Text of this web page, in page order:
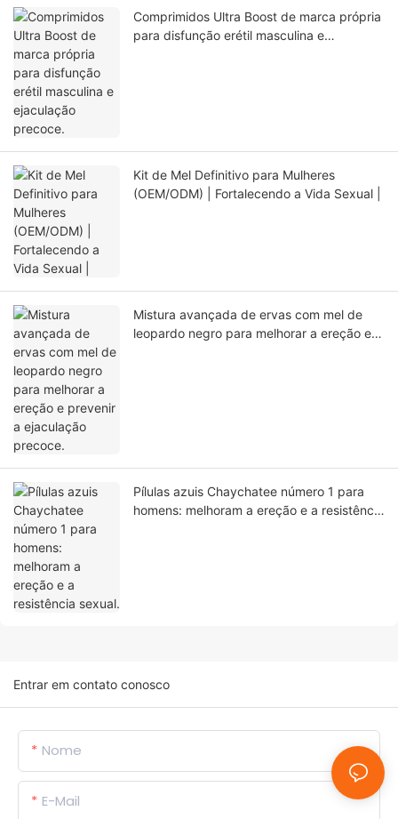
Comprimidos Ultra Boost de marca própria
para disfunção erétil masculina e
Kit de Mel Definitivo para Mulheres
(OEM/ODM) | Fortalecendo a Vida Sexual |
Mistura avançada de ervas com mel de
leopardo negro para melhorar a ereção e
Pílulas azuis Chaychatee número 1 para
homens: melhoram a ereção e a resistência
Entrar em contato conosco
Nome
E-Mail